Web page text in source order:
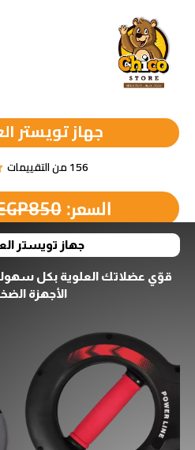
جهاز تويستر
156 من التقييمات
السعر:850
جهاز تويستر
قوّي عضلاتك العلوية بكل
الأجهزة